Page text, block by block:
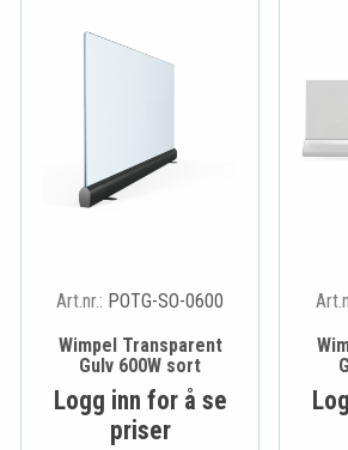
Art.nr.: POTG-SO-0600
Wimpel Transparent
Gulv 600W sort
Logg inn for å se
priser